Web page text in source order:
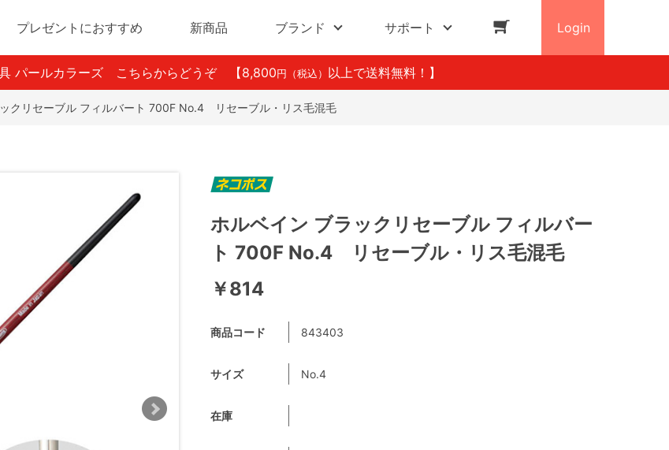
プレゼントにおすすめ 新商品 ブランド サポート Login
パールカラーズ こちらからどうぞ 【8,800 円（税込） 以上で送料無料！】
クリセーブル フィルバート 700F No.4 リセーブル・リス毛混毛
ホルベイン ブラックリセーブル フィルバー
ト 700F No.4 リセーブル・リス毛混毛
￥814
商品コード 843403
サイズ No.4
在庫